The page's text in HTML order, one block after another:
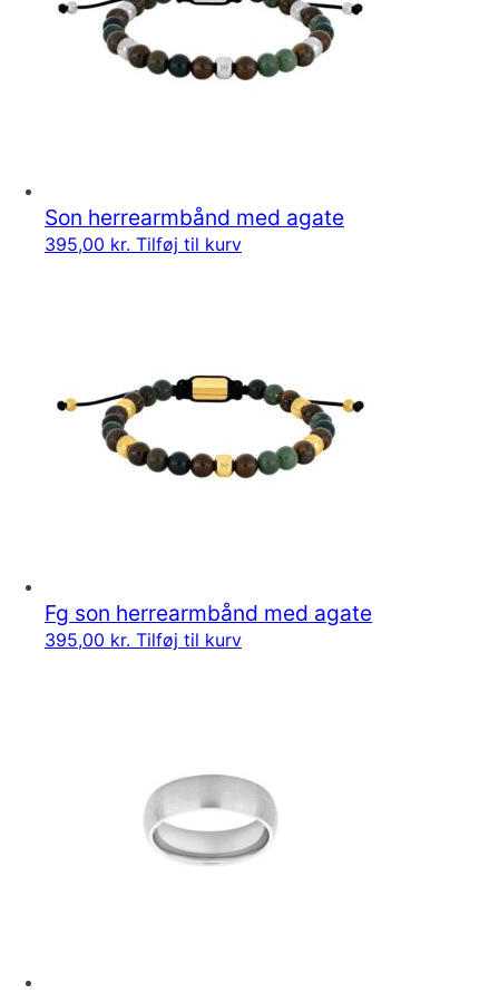
Son herrearmbånd med agate
395,00 kr. Tilføj til kurv
Fg son herrearmbånd med agate
395,00 kr. Tilføj til kurv